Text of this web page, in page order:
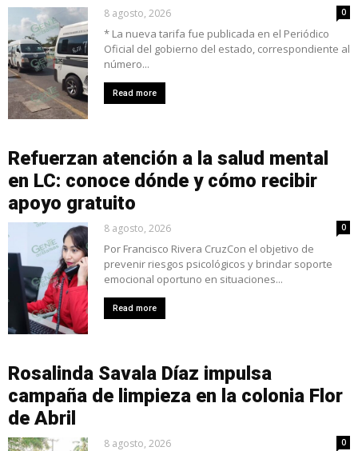
8 agosto, 2026 0
* La nueva tarifa fue publicada en el Periódico
Oficial del gobierno del estado, correspondiente al
número...
Read more
Refuerzan atención a la salud mental
en LC: conoce dónde y cómo recibir
apoyo gratuito
8 agosto, 2026 0
Por Francisco Rivera CruzCon el objetivo de
prevenir riesgos psicológicos y brindar soporte
emocional oportuno en situaciones...
Read more
Rosalinda Savala Díaz impulsa
campaña de limpieza en la colonia Flor
de Abril
8 agosto, 2026 0